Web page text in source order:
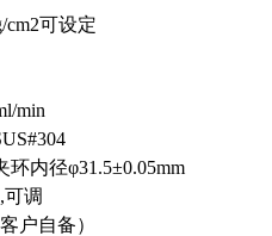
cm2可设定
min
内径φ31.5±0.05mm
可调
户自备）